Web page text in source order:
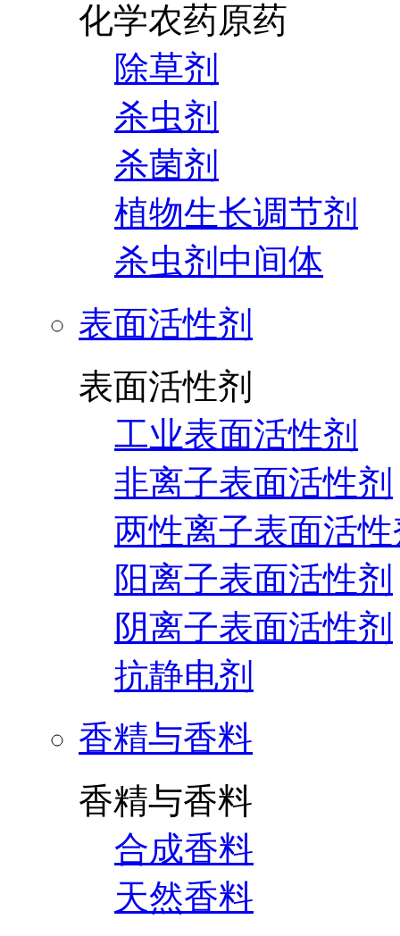
化学农药原药
除草剂
杀虫剂
杀菌剂
植物生长调节剂
杀虫剂中间体
表面活性剂
表面活性剂
工业表面活性剂
非离子表面活性剂
两性离子表面活
阳离子表面活性剂
阴离子表面活性剂
抗静电剂
香精与香料
香精与香料
合成香料
天然香料